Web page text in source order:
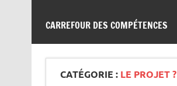
CARREFOUR DES COMPÉTENCES
CATÉGORIE : LE PROJET ?